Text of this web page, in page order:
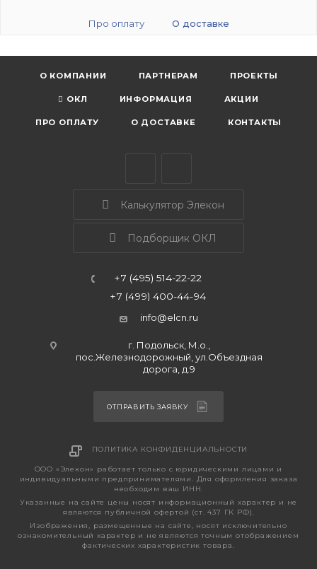
Про оплату О доставке
О КОМПАНИИ ПАРТНЕРАМ ПРОЕКТЫ
ОКЛ ИНФОРМАЦИЯ АКЦИИ
ПРО ОПЛАТУ О ДОСТАВКЕ КОНТАКТЫ
Калькулятор Элекон
Подборщик ОКЛ
+7 (495) 514-22-22
+7 (499) 400-44-94
info@elcn.ru
г. Подольск, М.о.,
пос.Железнодорожный, ул.Объездная
дорога, д.9
ОТПРАВИТЬ ЗАЯВКУ
ПОЛИТИКА КОНФИДЕНЦИАЛЬНОСТИ
ООО «Элекон» работает только с юридическими лицами и
индивидуальными предпринимателями. Для оформления заказа
необходим ваш ИНН.
Указанные на сайте цены носят информационный характер и не
являются публичной офертой (ст. 437 ГК РФ).
Изображения, размещенные на сайте, носят исключительно
ознакомительный характер и не являются точным отображением
фактических характеристик товара.